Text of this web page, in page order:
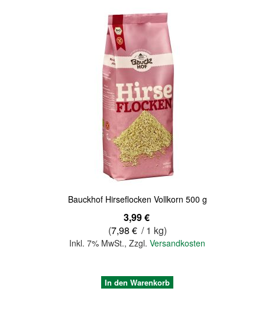
Bauckhof Hirseflocken Vollkorn 500 g
3,99 €
(7,98 € / 1 kg)
Inkl. 7% MwSt.,Zzgl.Versandkosten
In den Warenkorb